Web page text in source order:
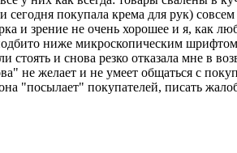
покупала крема для рук)
и зрение не очень хорошее и я, как
ниже микроскопическим
и снова резко отказала мне в
желает и не умеет общаться с
"посылает" покупателей, писать